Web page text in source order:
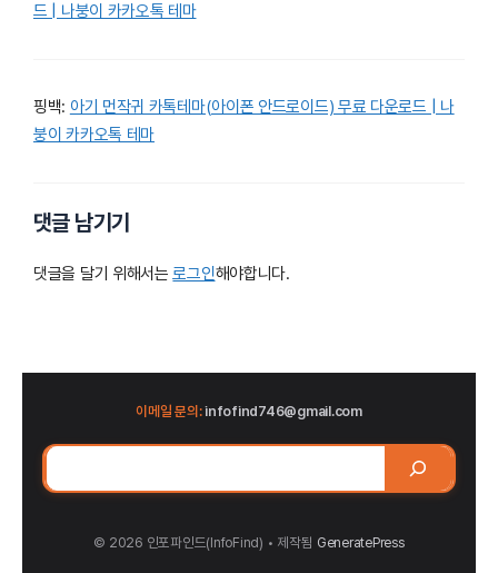
드 | 나붕이 카카오톡 테마
핑백: 아기 먼작귀 카톡테마(아이폰 안드로이드) 무료 다운로드 | 나
붕이 카카오톡 테마
댓글 남기기
댓글을 달기 위해서는로그인해야합니다.
이메일 문의:infofind746@gmail.com
검
© 2026 인포파인드(InfoFind)​​​​ • 제작됨 GeneratePress